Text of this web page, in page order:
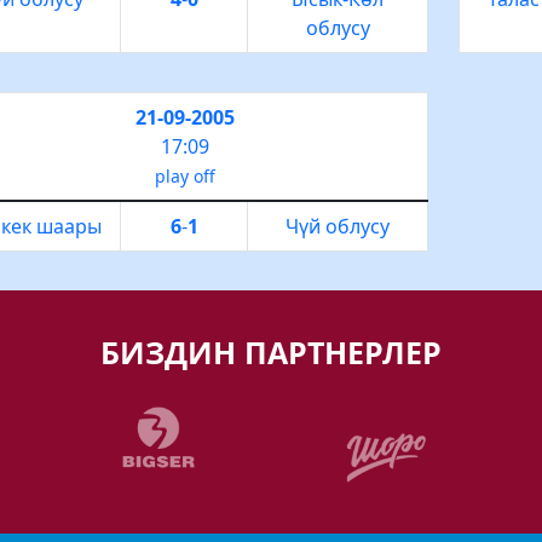
облусу
21-09-2005
17:09
play off
шаары 6-1 Чүй облусу
БИЗДИН ПАРТНЕРЛЕР